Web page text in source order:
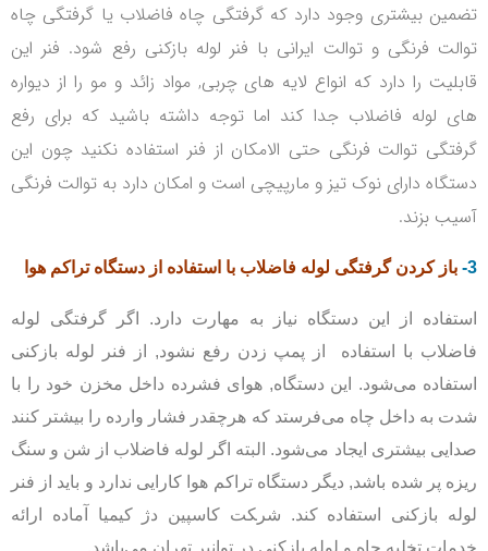
تضمین بیشتری وجود دارد که گرفتگی چاه فاضلاب یا گرفتگی چاه
توالت فرنگی و توالت ایرانی با فنر لوله بازکنی رفع شود. فنر این
قابلیت را دارد که انواع لایه های چربی, مواد زائد و مو را از دیواره
های لوله فاضلاب جدا کند اما توجه داشته باشید که برای رفع
گرفتگی توالت فرنگی حتی الامکان از فنر استفاده نکنید چون این
دستگاه دارای نوک تیز و مارپیچی است و امکان دارد به توالت فرنگی
آسیب بزند.
3- باز کردن گرفتگی لوله فاضلاب با استفاده از دستگاه تراکم هوا
استفاده از این دستگاه نیاز به مهارت دارد. اگر گرفتگی لوله
فاضلاب با استفاده از پمپ زدن رفع نشود, از فنر لوله بازکنی
استفاده می‌شود. این دستگاه, هوای فشرده داخل مخزن خود را با
شدت به داخل چاه می‌فرستد که هرچقدر فشار وارده را بیشتر کنند
صدایی بیشتری ایجاد می‌شود. البته اگر لوله فاضلاب از شن و سنگ
ریزه پر شده باشد, دیگر دستگاه تراکم هوا کارایی ندارد و باید از فنر
لوله بازکنی استفاده کند. شر‍‍‍‍‍‍‍‍کت کاسپین دژ کیمیا آماده ارائه